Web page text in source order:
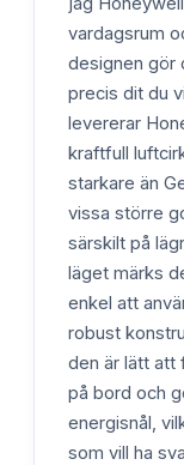
vardagsrum
designen gör
precis dit du
levererar
kraftfull
starkare än
vissa större
särskilt på
läget märks
enkel att
robust
den är lätt att
på bord och
energisnål,
som vill ha